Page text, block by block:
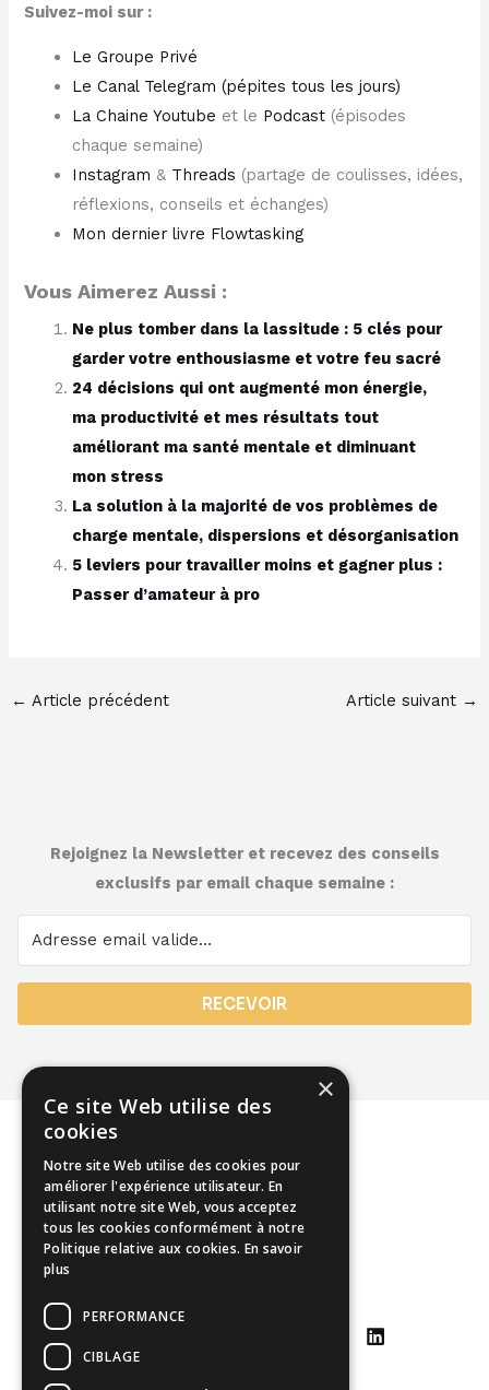
Suivez-moi sur :
​Le Groupe Privé​
​Le Canal Telegram (pépites tous les jours)​
​La Chaine Youtube​ et le ​Podcast​ (épisodes
chaque semaine)​
​Instagram​ & ​Threads​ (partage de coulisses, idées,
réflexions, conseils et échanges)
​Mon dernier livre Flowtasking
Vous Aimerez Aussi :
Ne plus tomber dans la lassitude : 5 clés pour
garder votre enthousiasme et votre feu sacré
24 décisions qui ont augmenté mon énergie,
ma productivité et mes résultats tout
améliorant ma santé mentale et diminuant
mon stress
La solution à la majorité de vos problèmes de
charge mentale, dispersions et désorganisation
5 leviers pour travailler moins et gagner plus :
Passer d’amateur à pro
← Article précédent Article suivant →
Rejoignez la Newsletter et recevez des conseils
exclusifs par email chaque semaine :
RECEVOIR
Mentions légales
CGU
×
Ce site Web utilise des
cookies
Notre site Web utilise des cookies pour
améliorer l'expérience utilisateur. En
utilisant notre site Web, vous acceptez
tous les cookies conformément à notre
Politique relative aux cookies. En savoir
plus
PERFORMANCE
CIBLAGE